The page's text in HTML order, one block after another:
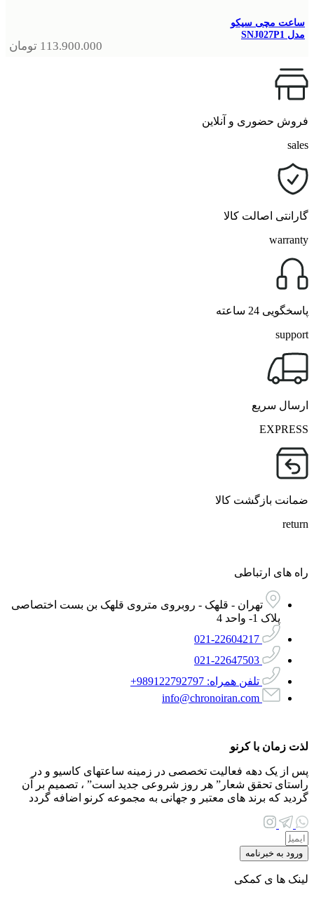
ساعت مچی سیکو
مدل SNJ027P1
113.900.000 تومان
فروش حضوری و آنلاین
sales
گارانتی اصالت کالا
warranty
پاسخگویی 24 ساعته
support
ارسال سریع
EXPRESS
ضمانت بازگشت کالا
return
راه های ارتباطی
تهران - قلهک - روبروی متروی قلهک بن بست اختصاصی
پلاک 1- واحد 4
021-22604217
021-22647503
تلفن همراه: 989122792797+
info@chronoiran.com
لذت زمان با کرنو
پس از یک دهه فعالیت تخصصی در زمینه ساعتهای کاسیو و در
راستای تحقق شعار ” هر روز شروعی جدید است” ، تصمیم بر آن
گردید که برند های معتبر و جهانی به مجموعه کرنو اضافه گردد
ورود به خبرنامه
لینک ها ی کمکی